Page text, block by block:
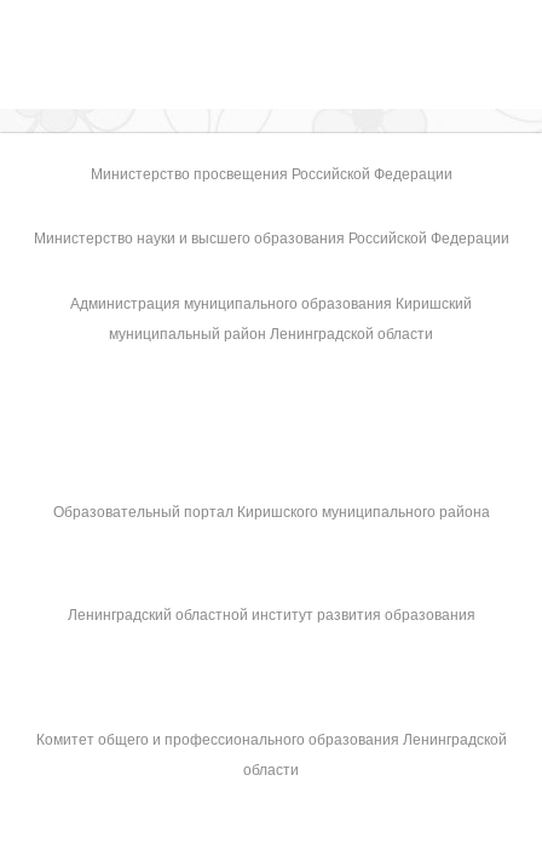
Министерство просвещения Российской Федерации
Министерство науки и высшего образования Российской Федерации
Администрация муниципального образования Киришский
муниципальный район Ленинградской области
Образовательный портал Киришского муниципального района
Ленинградский областной институт развития образования
Комитет общего и профессионального образования Ленинградской
области